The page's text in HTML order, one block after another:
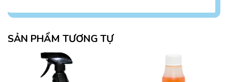
SẢN PHẨM TƯƠNG TỰ